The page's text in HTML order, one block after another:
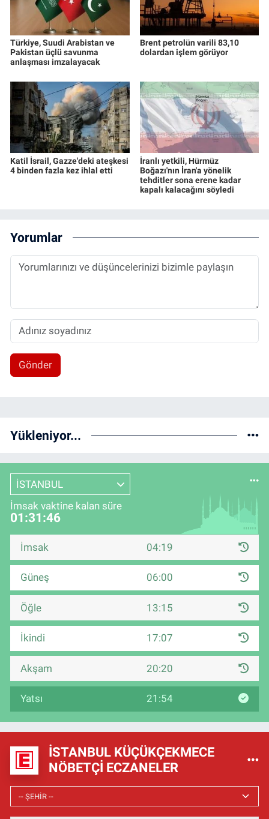
Türkiye, Suudi Arabistan ve
Pakistan üçlü savunma
anlaşması imzalayacak
Brent petrolün varili 83,10
dolardan işlem görüyor
Katil İsrail, Gazze'deki ateşkesi
4 binden fazla kez ihlal etti
İranlı yetkili, Hürmüz
Boğazı'nın İran'a yönelik
tehditler sona erene kadar
kapalı kalacağını söyledi
Yorumlar
Gönder
Yükleniyor...
İSTANBUL
İmsak vaktine kalan süre
01:31:45
İmsak 04:19
Güneş 06:00
Öğle 13:15
İkindi 17:07
Akşam 20:20
Yatsı 21:54
İSTANBUL KÜÇÜKÇEKMECE
NÖBETÇI ECZANELER